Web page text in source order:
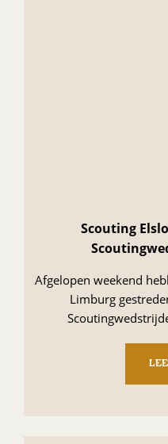
Scouting
Afgelopen weekend
Limburg